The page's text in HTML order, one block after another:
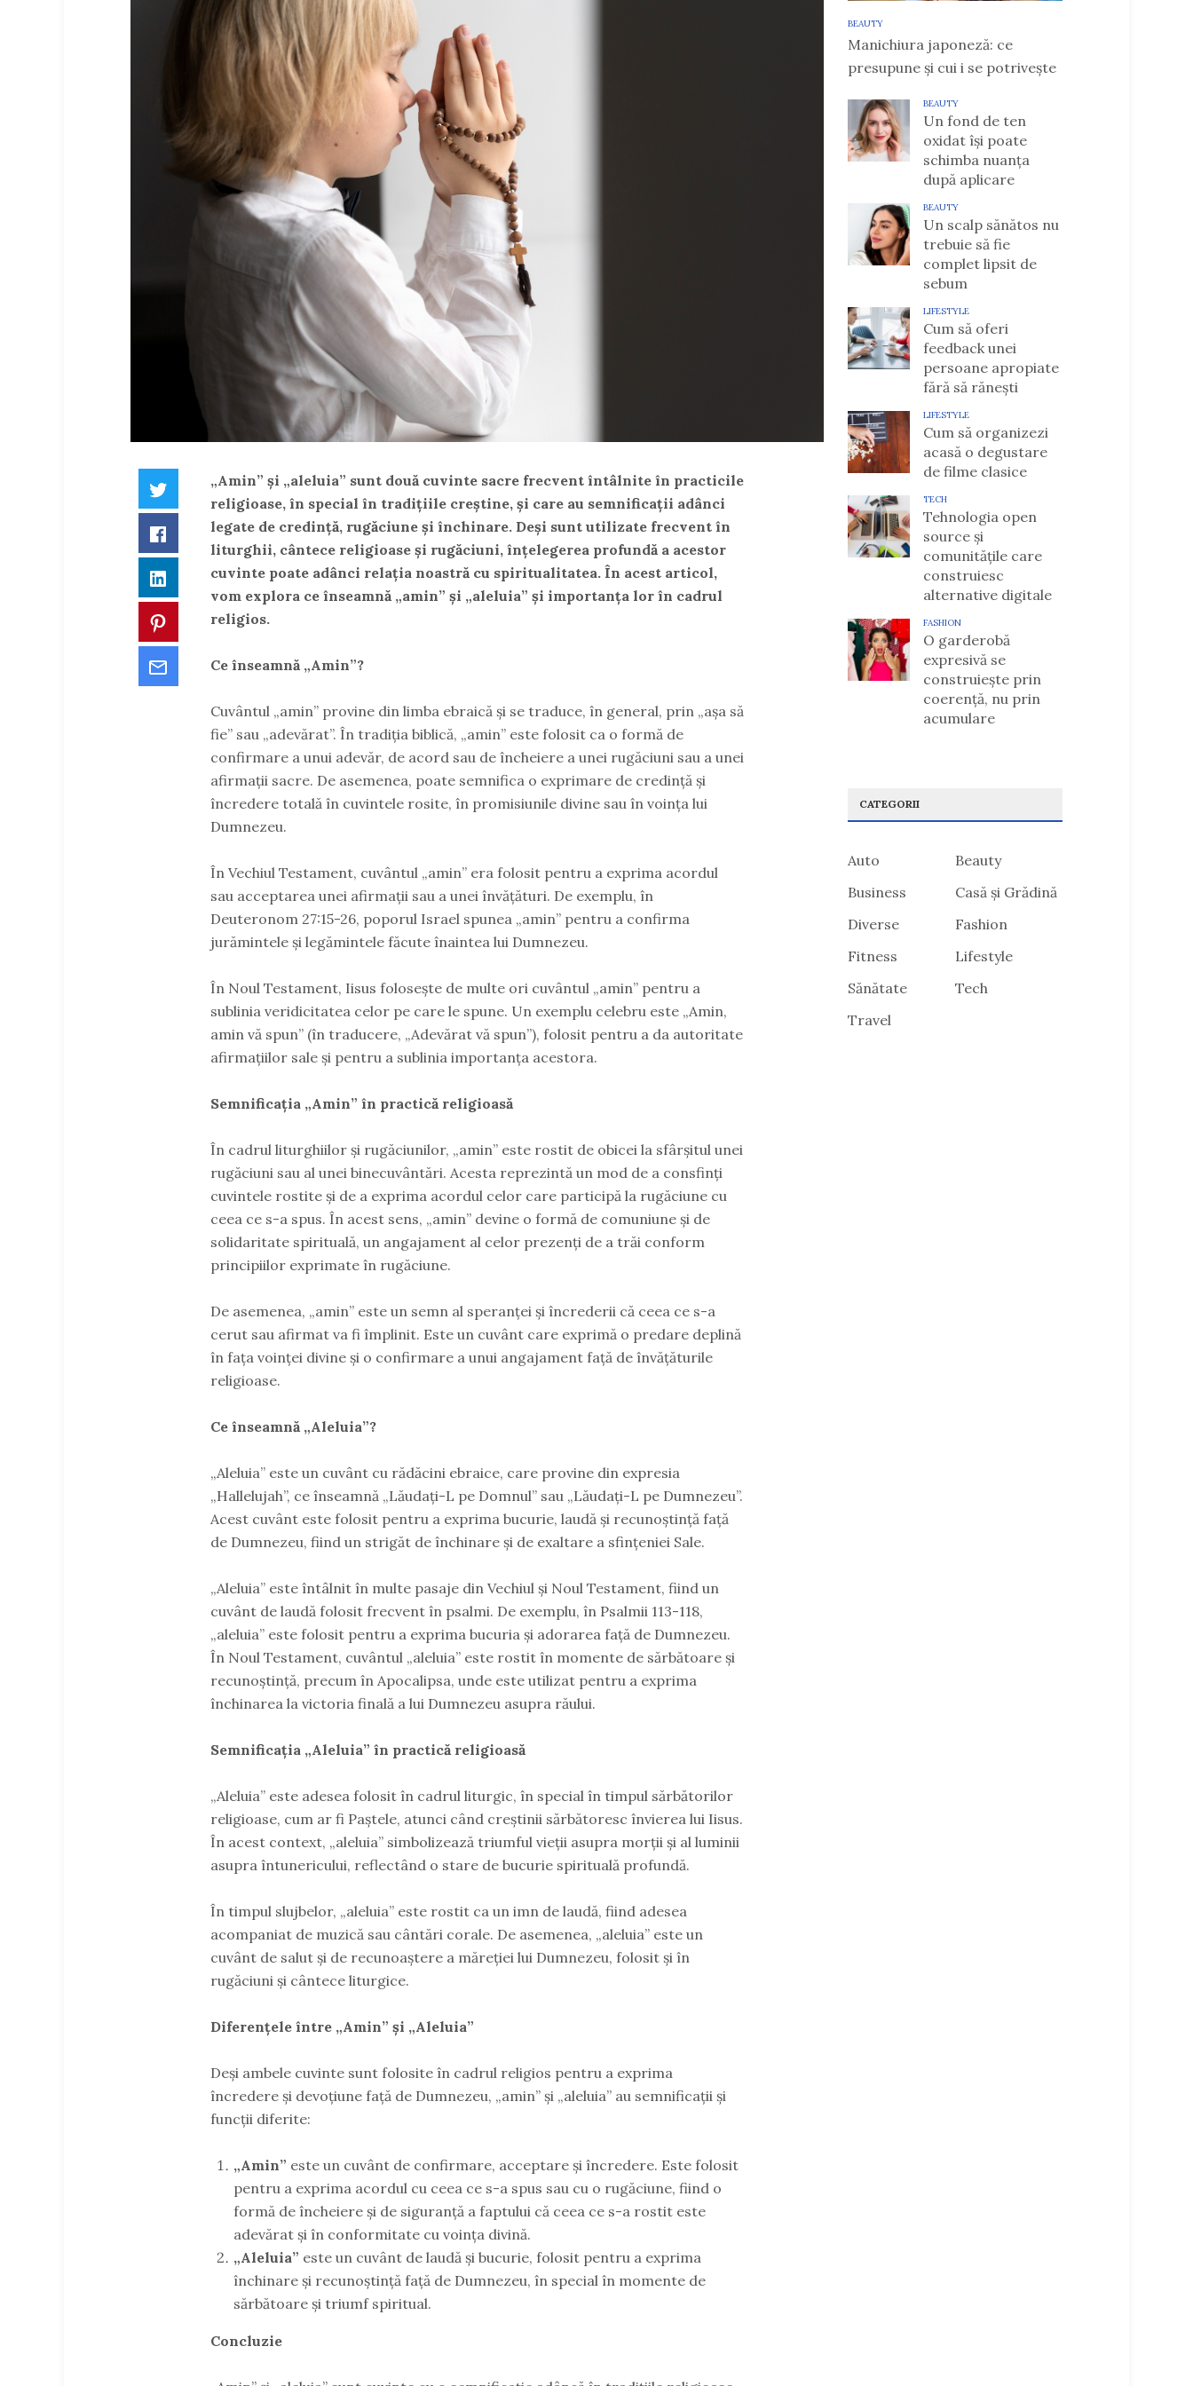
Twitter
Facebook
LinkedIn
Pinterest
„Amin” și „aleluia” sunt două cuvinte sacre frecvent întâlnite în practicile
religioase, în special în tradițiile creștine, și care au semnificații adânci
legate de credință, rugăciune și închinare. Deși sunt utilizate frecvent în
liturghii, cântece religioase și rugăciuni, înțelegerea profundă a acestor
cuvinte poate adânci relația noastră cu spiritualitatea. În acest articol,
vom explora ce înseamnă „amin” și „aleluia” și importanța lor în cadrul
religios.
Ce înseamnă „Amin”?
Cuvântul „amin” provine din limba ebraică și se traduce, în general, prin „așa să
fie” sau „adevărat”. În tradiția biblică, „amin” este folosit ca o formă de
confirmare a unui adevăr, de acord sau de încheiere a unei rugăciuni sau a unei
afirmații sacre. De asemenea, poate semnifica o exprimare de credință și
încredere totală în cuvintele rosite, în promisiunile divine sau în voința lui
Dumnezeu.
În Vechiul Testament, cuvântul „amin” era folosit pentru a exprima acordul
sau acceptarea unei afirmații sau a unei învățături. De exemplu, în
Deuteronom 27:15-26, poporul Israel spunea „amin” pentru a confirma
jurămintele și legămintele făcute înaintea lui Dumnezeu.
În Noul Testament, Iisus folosește de multe ori cuvântul „amin” pentru a
sublinia veridicitatea celor pe care le spune. Un exemplu celebru este „Amin,
amin vă spun” (în traducere, „Adevărat vă spun”), folosit pentru a da autoritate
afirmațiilor sale și pentru a sublinia importanța acestora.
Semnificația „Amin” în practică religioasă
În cadrul liturghiilor și rugăciunilor, „amin” este rostit de obicei la sfârșitul unei
rugăciuni sau al unei binecuvântări. Acesta reprezintă un mod de a consfinți
cuvintele rostite și de a exprima acordul celor care participă la rugăciune cu
ceea ce s-a spus. În acest sens, „amin” devine o formă de comuniune și de
solidaritate spirituală, un angajament al celor prezenți de a trăi conform
principiilor exprimate în rugăciune.
De asemenea, „amin” este un semn al speranței și încrederii că ceea ce s-a
cerut sau afirmat va fi împlinit. Este un cuvânt care exprimă o predare deplină
în fața voinței divine și o confirmare a unui angajament față de învățăturile
religioase.
Ce înseamnă „Aleluia”?
„Aleluia” este un cuvânt cu rădăcini ebraice, care provine din expresia
„Hallelujah”, ce înseamnă „Lăudați-L pe Domnul” sau „Lăudați-L pe Dumnezeu”.
Acest cuvânt este folosit pentru a exprima bucurie, laudă și recunoștință față
de Dumnezeu, fiind un strigăt de închinare și de exaltare a sfințeniei Sale.
„Aleluia” este întâlnit în multe pasaje din Vechiul și Noul Testament, fiind un
cuvânt de laudă folosit frecvent în psalmi. De exemplu, în Psalmii 113-118,
„aleluia” este folosit pentru a exprima bucuria și adorarea față de Dumnezeu.
În Noul Testament, cuvântul „aleluia” este rostit în momente de sărbătoare și
recunoștință, precum în Apocalipsa, unde este utilizat pentru a exprima
închinarea la victoria finală a lui Dumnezeu asupra răului.
Semnificația „Aleluia” în practică religioasă
„Aleluia” este adesea folosit în cadrul liturgic, în special în timpul sărbătorilor
religioase, cum ar fi Paștele, atunci când creștinii sărbătoresc învierea lui Iisus.
În acest context, „aleluia” simbolizează triumful vieții asupra morții și al luminii
asupra întunericului, reflectând o stare de bucurie spirituală profundă.
În timpul slujbelor, „aleluia” este rostit ca un imn de laudă, fiind adesea
acompaniat de muzică sau cântări corale. De asemenea, „aleluia” este un
cuvânt de salut și de recunoaștere a măreției lui Dumnezeu, folosit și în
rugăciuni și cântece liturgice.
Diferențele între „Amin” și „Aleluia”
Deși ambele cuvinte sunt folosite în cadrul religios pentru a exprima
încredere și devoțiune față de Dumnezeu, „amin” și „aleluia” au semnificații și
funcții diferite:
„Amin” este un cuvânt de confirmare, acceptare și încredere. Este folosit
pentru a exprima acordul cu ceea ce s-a spus sau cu o rugăciune, fiind o
formă de încheiere și de siguranță a faptului că ceea ce s-a rostit este
adevărat și în conformitate cu voința divină.
„Aleluia” este un cuvânt de laudă și bucurie, folosit pentru a exprima
închinare și recunoștință față de Dumnezeu, în special în momente de
sărbătoare și triumf spiritual.
Concluzie
BEAUTY
Manichiura japoneză: ce
presupune și cui i se potrivește
BEAUTY
Un fond de ten
oxidat își poate
schimba nuanța
după aplicare
BEAUTY
Un scalp sănătos nu
trebuie să fie
complet lipsit de
sebum
LIFESTYLE
Cum să oferi
feedback unei
persoane apropiate
fără să rănești
LIFESTYLE
Cum să organizezi
acasă o degustare
de filme clasice
TECH
Tehnologia open
source și
comunitățile care
construiesc
alternative digitale
FASHION
O garderobă
expresivă se
construiește prin
coerență, nu prin
acumulare
CATEGORII
Auto
Beauty
Business
Casă și Grădină
Diverse
Fashion
Fitness
Lifestyle
Sănătate
Tech
Travel